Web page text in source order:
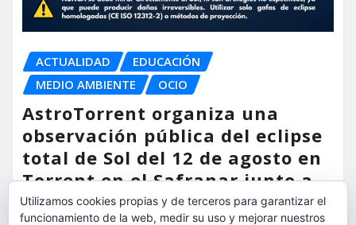
ACTUALIDAD
EDUCACIÓN
MEDIO AMBIENTE
OCIO
AstroTorrent organiza una
observación pública del eclipse
total de Sol del 12 de agosto en
Torrent en el Safranar junto a
las vías del AVE
Utilizamos cookies propias y de terceros para garantizar el
funcionamiento de la web, medir su uso y mejorar nuestros